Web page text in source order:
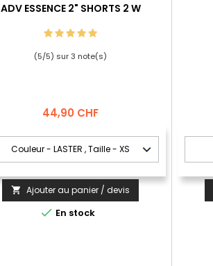
ADV ESSENCE 2" SHORTS 2 W
(5/5) sur3 note(s)
Prix
44,90 CHF
 Ajouter au panier / devis
 En stock